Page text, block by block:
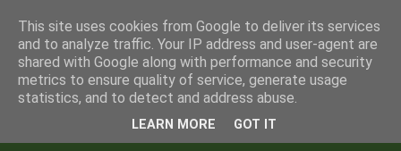
en bici por madrid
Este blog BiciMAD Primeros consejos
This site uses cookies from Google to deliver its services
and to analyze traffic. Your IP address and user-agent are
shared with Google along with performance and security
metrics to ensure quality of service, generate usage
statistics, and to detect and address abuse.
LEARN MORE GOT IT